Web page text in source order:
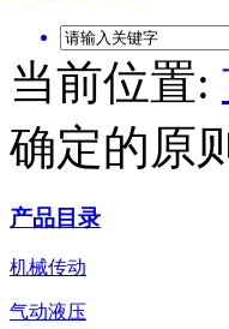
当前位置:
确定的原
产品目录
机械传动
气动液压